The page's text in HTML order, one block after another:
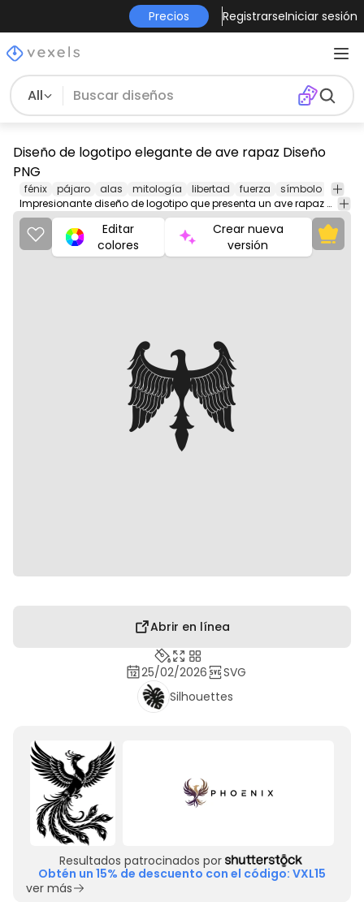
Precios RegistrarseIniciar sesión
All
Diseño de logotipo elegante de ave rapaz Diseño
PNG
fénix pájaro alas mitología libertad fuerza símbolo
Impresionante diseño de logotipo que presenta un ave rapaz detallada con alas majestuosas y rasgos definidos.
Editar
colores
Crear nueva
versión
Abrir en línea
25/02/2026
SVG
Silhouettes
Resultados patrocinados por
Obtén un 15% de descuento con el código: VXL15
ver más